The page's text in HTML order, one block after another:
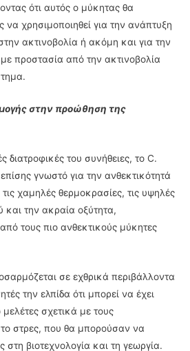
ότι αυτός ο μύκητας θα
χρησιμοποιηθεί για την ανάπτυξη
ακτινοβολία ή ακόμη και για την
προστασία από την ακτινοβολία
στην προώθηση της
διατροφικές του συνήθειες, το C.
γνωστό για την ανθεκτικότητά
χαμηλές θερμοκρασίες, τις υψηλές
και την ακραία οξύτητα,
τους πιο ανθεκτικούς μύκητες
σε εχθρικά περιβάλλοντα
την ελπίδα ότι μπορεί να έχει
μελέτες σχετικά με τους
στρες, που θα μπορούσαν να
βιοτεχνολογία και τη γεωργία.